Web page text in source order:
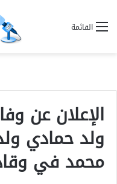
القائمة
الإعلان عن
ولد حمادي
محمد في